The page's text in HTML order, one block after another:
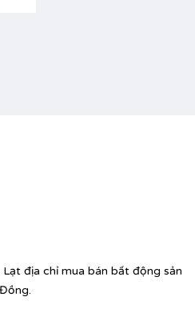
địa chỉ mua bán bất động sản